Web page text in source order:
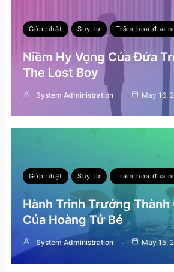
Góp nhặt Suy tư Trăm hoa đua
Niềm Hy Vọng Của Đứa
The Lost Boy
System Administration May 16,
Góp nhặt Suy tư Trăm hoa đua
Hành Trình Trưởng Thành
Của Hoàng Tử Bé
System Administration May 15,